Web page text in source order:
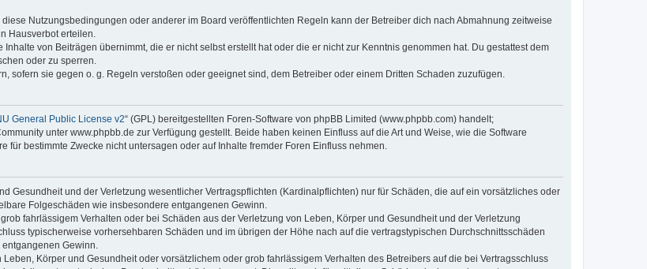
Nutzungsbedingungen oder anderer im Board veröffentlichten Regeln kann der Betreiber dich nach Abmahnung zeitweise
Hausverbot erteilen.
von Beiträgen übernimmt, die er nicht selbst erstellt hat oder die er nicht zur Kenntnis genommen hat. Du gestattest dem
oder zu sperren.
sofern sie gegen o. g. Regeln verstoßen oder geeignet sind, dem Betreiber oder einem Dritten Schaden zuzufügen.
General Public License v2“ (GPL) bereitgestellten Foren-Software von phpBB Limited (www.phpbb.com) handelt;
unter www.phpbb.de zur Verfügung gestellt. Beide haben keinen Einfluss auf die Art und Weise, wie die Software
bestimmte Zwecke nicht untersagen oder auf Inhalte fremder Foren Einfluss nehmen.
Gesundheit und der Verletzung wesentlicher Vertragspflichten (Kardinalpflichten) nur für Schäden, die auf ein vorsätzliches oder
Folgeschäden wie insbesondere entgangenen Gewinn.
fahrlässigem Verhalten oder bei Schäden aus der Verletzung von Leben, Körper und Gesundheit und der Verletzung
typischerweise vorhersehbaren Schäden und im übrigen der Höhe nach auf die vertragstypischen Durchschnittsschäden
Gewinn.
Körper und Gesundheit oder vorsätzlichem oder grob fahrlässigem Verhalten des Betreibers auf die bei Vertragsschluss